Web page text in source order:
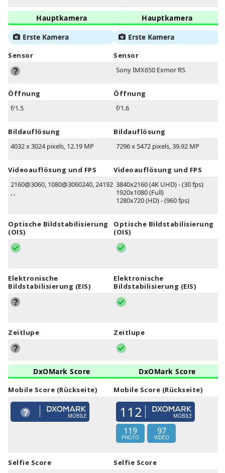
Hauptkamera
Erste Kamera
Sensor
Öffnung
f/1.5
Bildauflösung
4032 x 3024 pixels, 12.19 MP
Videoauflösung und FPS
2160@3060, 1080@3060240, 24192
, ,
Optische Bildstabilisierung
(OIS)
Elektronische
Bildstabilisierung (EIS)
Zeitlupe
DxOMark Score
Mobile Score (Rückseite)
MOBILE
Selfie Score
Hauptkamera
Erste Kamera
Sensor
Sony IMX650 Exmor RS
Öffnung
f/1.6
Bildauflösung
7296 x 5472 pixels, 39.92 MP
Videoauflösung und FPS
3840x2160 (4K UHD) - (30 fps)
1920x1080 (Full)
1280x720 (HD) - (960 fps)
Optische Bildstabilisierung
(OIS)
Elektronische
Bildstabilisierung (EIS)
Zeitlupe
DxOMark Score
Mobile Score (Rückseite)
112 MOBILE
119
PHOTO
97
VIDEO
Selfie Score